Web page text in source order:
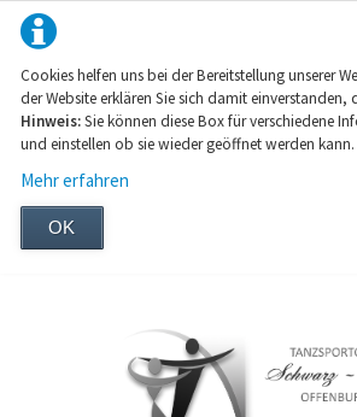
Cookies helfen uns bei der Bereitstellung unserer
der Website erklären Sie sich damit einverstanden,
Hinweis:Sie können diese Box für verschiedene
und einstellen ob sie wieder geöffnet werden kann.
Mehr erfahren
OK